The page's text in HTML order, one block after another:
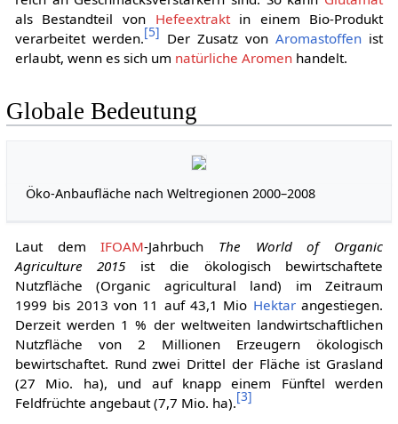
als Bestandteil von Hefeextraktin einem Bio-Produkt
verarbeitet werden.[5] Der Zusatz vonAromastoffen ist
erlaubt, wenn es sich um natürliche Aromenhandelt.
Globale Bedeutung
Öko-Anbaufläche nach Weltregionen 2000–2008
Laut demIFOAM-Jahrbuch The World of Organic
Agriculture 2015 ist die ökologisch bewirtschaftete
Nutzfläche (Organic agricultural land) im Zeitraum
1999 bis 2013 von 11 auf 43,1 Mio Hektarangestiegen.
Derzeit werden 1 % der weltweiten landwirtschaftlichen
Nutzfläche von 2 Millionen Erzeugern ökologisch
bewirtschaftet. Rund zwei Drittel der Fläche ist Grasland
(27 Mio. ha), und auf knapp einem Fünftel werden
Feldfrüchte angebaut (7,7 Mio. ha).[3]